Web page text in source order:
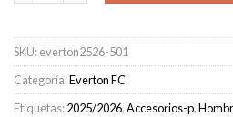
SKU:everton2526-501
Categoría:Everton FC
Etiquetas:2025/2026,Accesorios-p,